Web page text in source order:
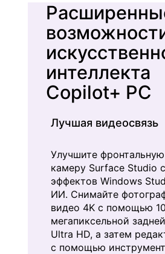
интеллекта
Copilot+ PC
Лучшая видеосвязь
Улучшите
камеру Surface Studio
эффектов Windows
ИИ. Снимайте
видео 4K с помощью
мегапиксельной
Ultra HD, а затем
с помощью